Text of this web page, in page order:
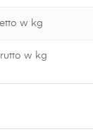
w kg
w kg